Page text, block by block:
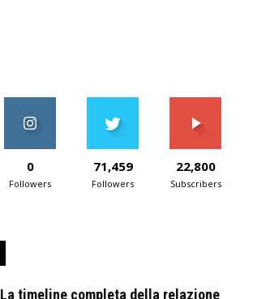
0
Followers
71,459
Followers
22,800
Subscribers
La timeline completa della relazione